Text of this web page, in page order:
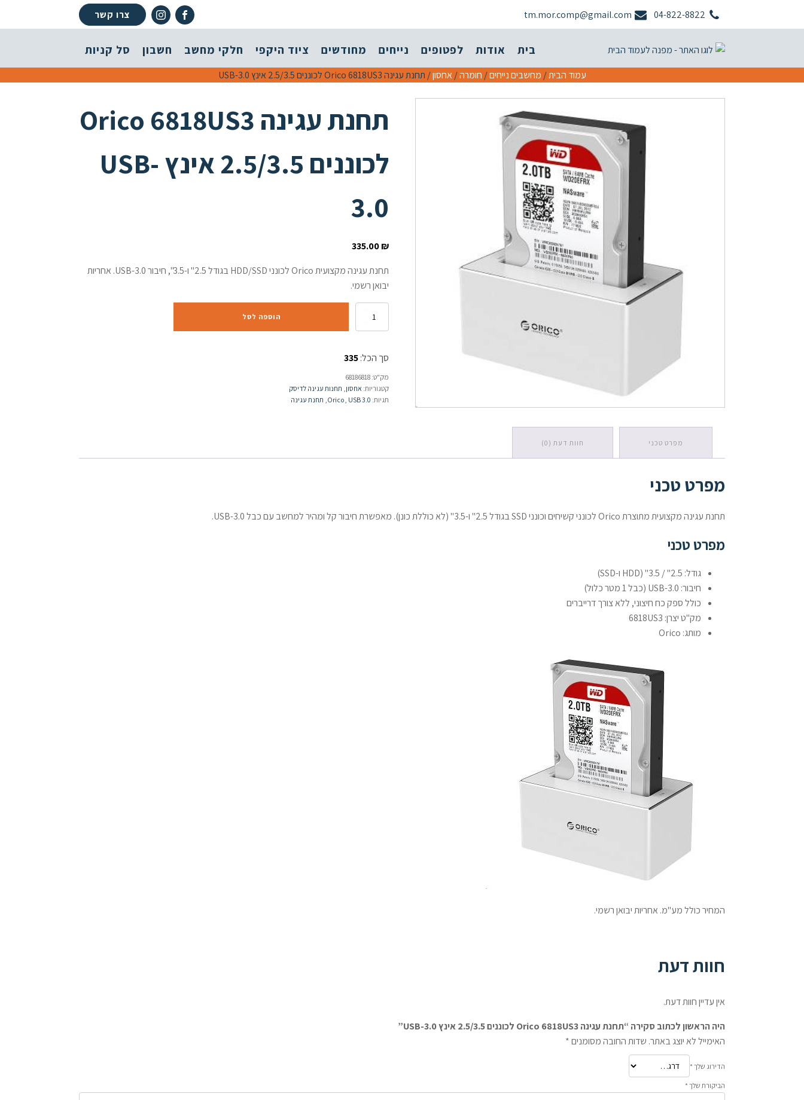
04-822-8822
tm.mor.comp@gmail.com צרו קשר
בית אודות לפטופים נייחים מחודשים ציוד היקפי חלקי מחשב חשבון סל קניות
עמוד הבית/ מחשבים נייחים/ חומרה/אחסון/ תחנת עגינה Orico 6818US3 לכוננים 2.5/3.5 אינץ USB-3.0
תחנת עגינה Orico 6818US3
לכוננים 2.5/3.5 אינץ USB-
3.0
335.00₪
תחנת עגינה מקצועית Orico לכונני HDD/SSD בגודל 2.5" ו-3.5", חיבור USB-3.0. אחריות
יבואן רשמי.
הוספה לסל
סך הכל:335
מק"ט: 68186818
קטגוריות: אחסון, תחנות עגינה לדיסק
תגיות:
Orico, USB 3.0
, תחנת עגינה
מפרט טכני חוות דעת (0)
מפרט טכני
תחנת עגינה מקצועית מתוצרת Orico לכונני קשיחים וכונני SSD בגודל 2.5" ו-3.5" (לא כוללת כונן). מאפשרת חיבור קל ומהיר למחשב עם כבל USB-3.0.
מפרט טכני
גודל: 2.5" / 3.5" (HDD ו-SSD)
חיבור: USB-3.0 (כבל 1 מטר כלול)
כולל ספק כח חיצוני, ללא צורך דרייברים
מק"ט יצרן: 6818US3
מותג: Orico
המחיר כולל מע"מ. אחריות יבואן רשמי.
חוות דעת
אין עדיין חוות דעת.
היה הראשון לכתוב סקירה “תחנת עגינה Orico 6818US3 לכוננים 2.5/3.5 אינץ USB-3.0”
האימייל לא יוצג באתר. שדות החובה מסומנים*
הדירוג שלך *
הביקורת שלך *